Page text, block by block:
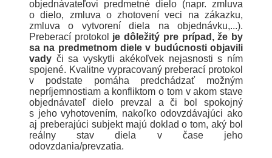
objednávateľovi predmetné dielo (napr. zmluva
o dielo, zmluva o zhotovení veci na zákazku,
zmluva o vytvorení diela na objednávku,...).
Preberací protokol je dôležitý pre prípad, že by
sa na predmetnom diele v budúcnosti objavili
vady či sa vyskytli akékoľvek nejasnosti s ním
spojené. Kvalitne vypracovaný preberací protokol
v podstate pomáha predchádzať možným
nepríjemnostiam a konfliktom o tom v akom stave
objednávateľ dielo prevzal a či bol spokojný
s jeho vyhotovením, nakoľko odovzdávajúci ako
aj preberajúci subjekt majú doklad o tom, aký bol
reálny stav diela v čase jeho
odovzdania/prevzatia.